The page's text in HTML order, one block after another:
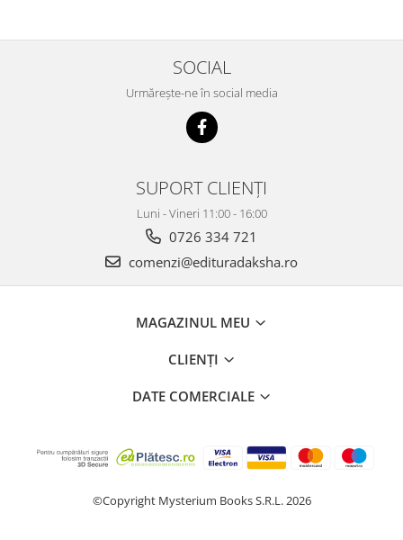
SOCIAL
Urmărește-ne în social media
SUPORT CLIENȚI
Luni - Vineri 11:00 - 16:00
0726 334 721
comenzi@edituradaksha.ro
MAGAZINUL MEU
CLIENȚI
DATE COMERCIALE
©Copyright Mysterium Books S.R.L. 2026